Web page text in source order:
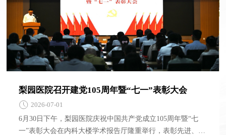
梨园医院召开建党105周年暨“七一”表彰大会
2026-07-01
6月30日下午，梨园医院庆祝中国共产党成立105周年暨“七
一”表彰大会在内科大楼学术报告厅隆重举行，表彰先进、凝